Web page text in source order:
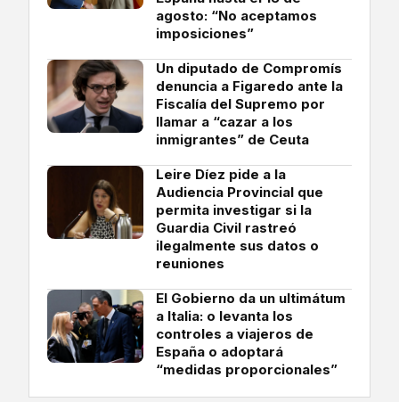
agosto: “No aceptamos
imposiciones”
Un diputado de Compromís
denuncia a Figaredo ante la
Fiscalía del Supremo por
llamar a “cazar a los
inmigrantes” de Ceuta
Leire Díez pide a la
Audiencia Provincial que
permita investigar si la
Guardia Civil rastreó
ilegalmente sus datos o
reuniones
El Gobierno da un ultimátum
a Italia: o levanta los
controles a viajeros de
España o adoptará
“medidas proporcionales”